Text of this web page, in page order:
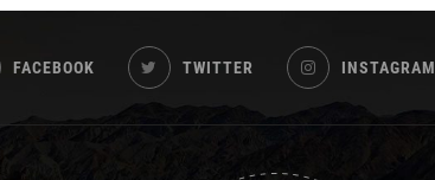
FACEBOOK TWITTER INSTAGRAM